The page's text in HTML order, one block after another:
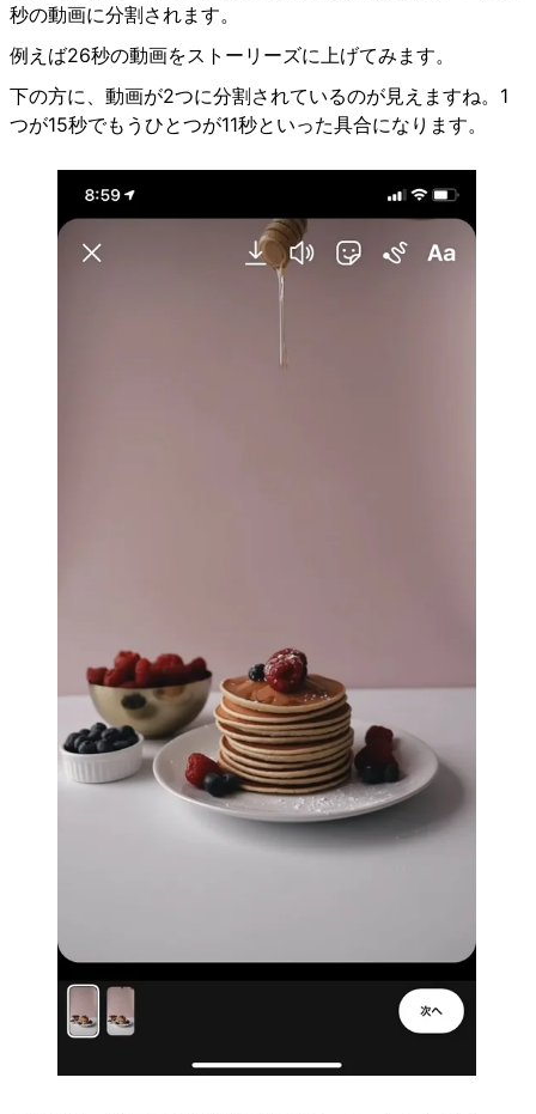
秒の動画に分割されます。
例えば26秒の動画をストーリーズに上げてみます。
下の方に、動画が2つに分割されているのが見えますね。1
つが15秒でもうひとつが11秒といった具合になります。